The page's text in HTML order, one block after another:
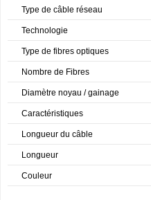
Type de câble réseau
Technologie
Type de fibres optiques
Nombre de Fibres
Diamètre noyau / gainage
Caractéristiques
Longueur du câble
Longueur
Couleur